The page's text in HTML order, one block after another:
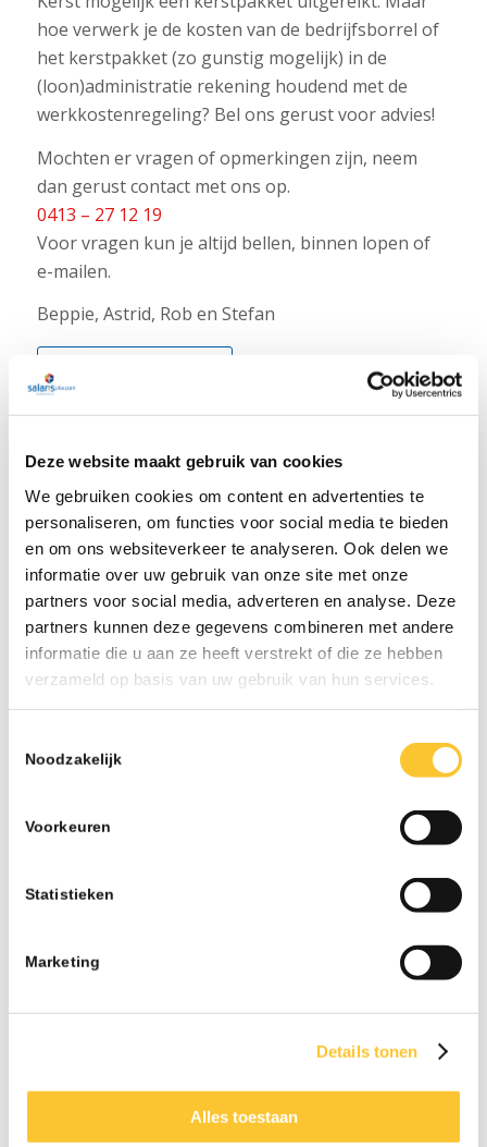
Deze website maakt gebruik van cookies
We gebruiken cookies om content en advertenties te
personaliseren, om functies voor social media te bieden
en om ons websiteverkeer te analyseren. Ook delen we
informatie over uw gebruik van onze site met onze
partners voor social media, adverteren en analyse. Deze
partners kunnen deze gegevens combineren met andere
informatie die u aan ze heeft verstrekt of die ze hebben
verzameld op basis van uw gebruik van hun services.
Noodzakelijk
Voorkeuren
Statistieken
Marketing
Details tonen
Alles toestaan
hoe verwerk je de kosten van de bedrijfsborrel of
het kerstpakket (zo gunstig mogelijk) in de
(loon)administratie rekening houdend met de
werkkostenregeling? Bel ons gerust voor advies!
Mochten er vragen of opmerkingen zijn, neem
dan gerust contact met ons op.
0413 – 27 12 19
Voor vragen kun je altijd bellen, binnen lopen of
e-mailen.
Beppie, Astrid, Rob en Stefan
LAATSTE NIEUWS
Nieuwsbrief week 31 Werkkostenregeling bij
herstructurering
07-26 - 13:02
Nieuwsbrief week 30 Subsidieregeling
Nieuwsbrief week 27 Informatieplicht
06-26 - 07:42
Wijziging onbelaste reiskostenvergoeding
Pensioen met ingang van 1 januari 2027 & CAO-